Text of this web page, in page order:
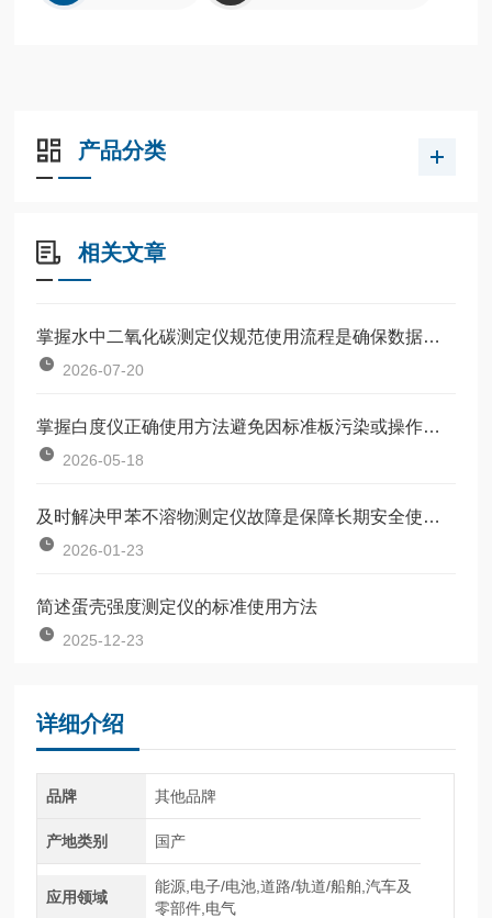
产品分类
相关文章
掌握水中二氧化碳测定仪规范使用流程是确保数据准确可靠的前提
2026-07-20
掌握白度仪正确使用方法避免因标准板污染或操作不规范引入误差
2026-05-18
及时解决甲苯不溶物测定仪故障是保障长期安全使用的关键
2026-01-23
简述蛋壳强度测定仪的标准使用方法
2025-12-23
详细介绍
品牌 其他品牌
产地类别 国产
应用领域
能源,电子/电池,道路/轨道/船舶,汽车及
零部件,电气